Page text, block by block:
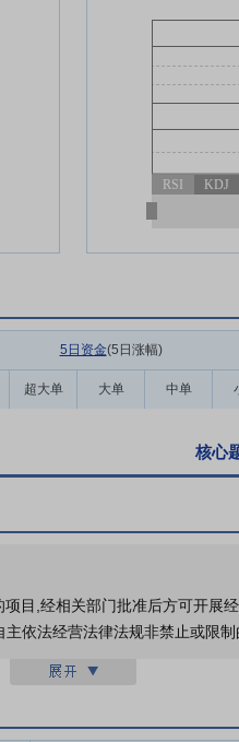
RSI KDJ
5日资金(5日涨幅)
超大单 大单 中单
核心
目,经相关部门批准后方可开展
依法经营法律法规非禁止或限制
司国华人寿从事保险业务,保险
稳步前行,居民可支配收入和健